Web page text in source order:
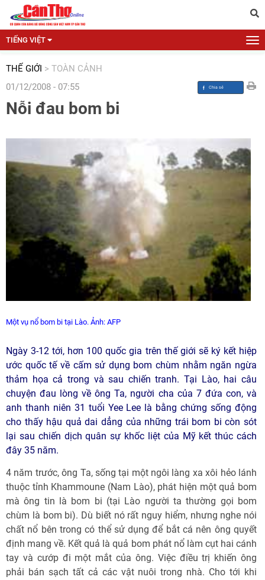
TIẾNG VIỆT
THẾ GIỚI > TOÀN CẢNH
01/12/2008 - 07:55
Nỗi đau bom bi
Một vụ nổ bom bi tại Lào. Ảnh: AFP
Ngày 3-12 tới, hơn 100 quốc gia trên thế giới sẽ ký kết hiệp
ước quốc tế về cấm sử dụng bom chùm nhằm ngăn ngừa
thảm họa cả trong và sau chiến tranh. Tại Lào, hai câu
chuyện đau lòng về ông Ta, người cha của 7 đứa con, và
anh thanh niên 31 tuổi Yee Lee là bằng chứng sống động
cho thấy hậu quả dai dẳng của những trái bom bi còn sót
lại sau chiến dịch quân sự khốc liệt của Mỹ kết thúc cách
đây 35 năm.
4 năm trước, ông Ta, sống tại một ngôi làng xa xôi hẻo lánh
thuộc tỉnh Khammoune (Nam Lào), phát hiện một quả bom
mà ông tin là bom bi (tại Lào người ta thường gọi bom
chùm là bom bi). Dù biết nó rất nguy hiểm, nhưng nghe nói
chất nổ bên trong có thể sử dụng để bắt cá nên ông quyết
định mang về. Kết quả là quả bom phát nổ làm cụt hai cánh
tay và cướp đi một mắt của ông. Việc điều trị khiến ông
phải bán sạch tất cả các vật nuôi trong nhà. Cho tới khi